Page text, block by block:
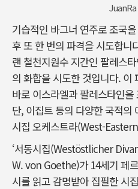
기습적인 바그너 연주로 조국
후 또 한 번의 파격을 시도합니
랜 철천지원수 지간인 팔레스
의 화합을 시도한 것입니다. 이
바로 이스라엘과 팔레스타인
단, 이집트 등의 다양한 국적의
시집 오케스트라(West-
‘서동시집(Westöstlicher
W. von Goethe)가 14세기 페
시를 읽고 감명받아 집필한 시